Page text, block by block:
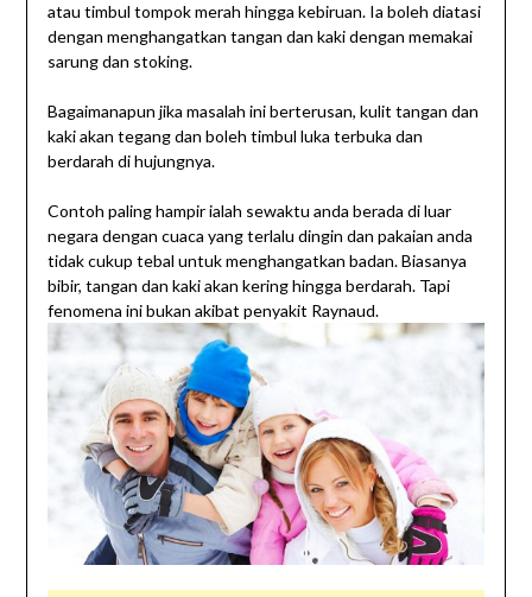
atau timbul tompok merah hingga kebiruan. Ia boleh diatasi
dengan menghangatkan tangan dan kaki dengan memakai
sarung dan stoking.
Bagaimanapun jika masalah ini berterusan, kulit tangan dan
kaki akan tegang dan boleh timbul luka terbuka dan
berdarah di hujungnya.
Contoh paling hampir ialah sewaktu anda berada di luar
negara dengan cuaca yang terlalu dingin dan pakaian anda
tidak cukup tebal untuk menghangatkan badan. Biasanya
bibir, tangan dan kaki akan kering hingga berdarah. Tapi
fenomena ini bukan akibat penyakit Raynaud.